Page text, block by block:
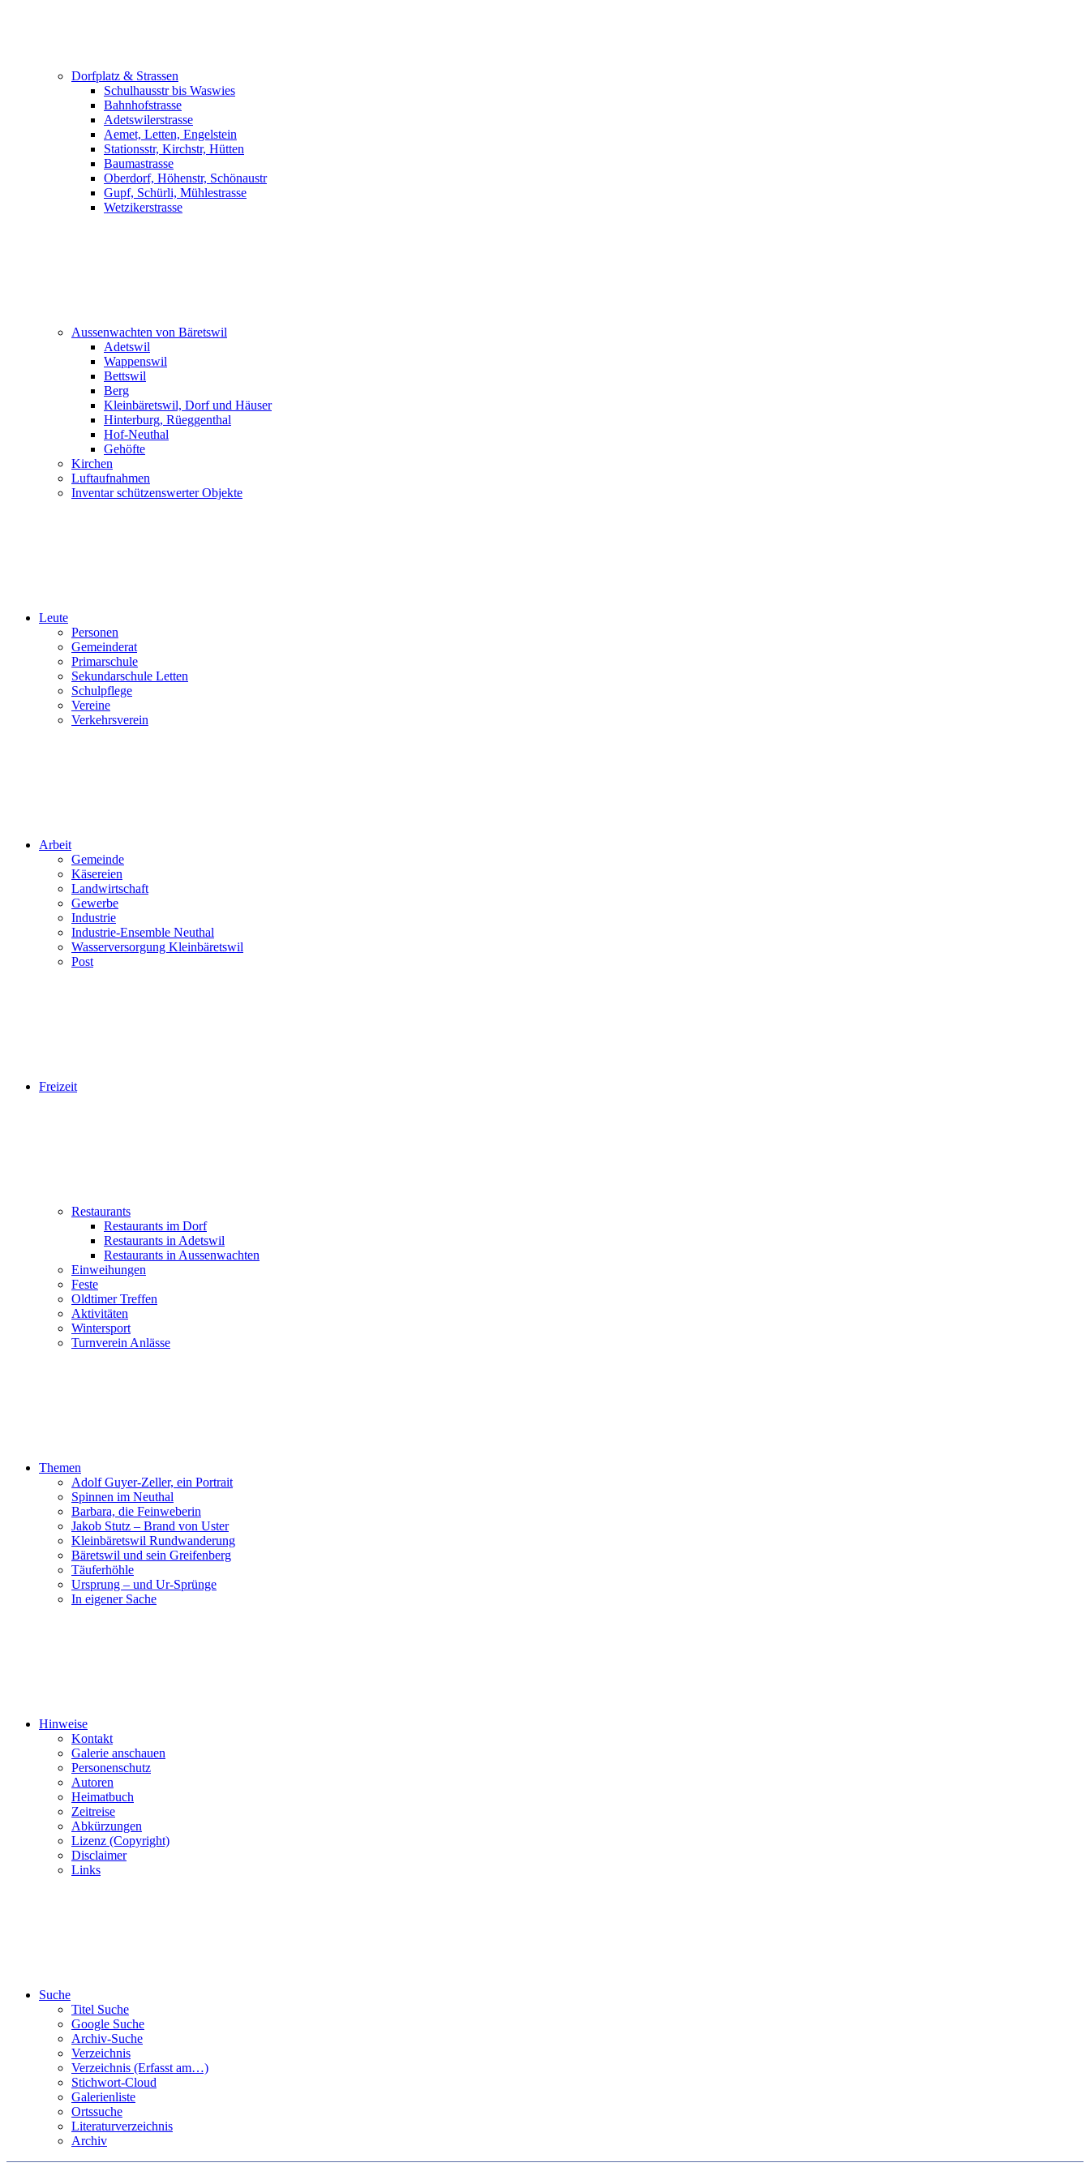
Dorfplatz & Strassen
Schulhausstr bis Waswies
Bahnhofstrasse
Adetswilerstrasse
Aemet, Letten, Engelstein
Stationsstr, Kirchstr, Hütten
Baumastrasse
Oberdorf, Höhenstr, Schönaustr
Gupf, Schürli, Mühlestrasse
Wetzikerstrasse
Aussenwachten von Bäretswil
Adetswil
Wappenswil
Bettswil
Berg
Kleinbäretswil, Dorf und Häuser
Hinterburg, Rüeggenthal
Hof-Neuthal
Gehöfte
Kirchen
Luftaufnahmen
Inventar schützenswerter Objekte
Leute
Personen
Gemeinderat
Primarschule
Sekundarschule Letten
Schulpflege
Vereine
Verkehrsverein
Arbeit
Gemeinde
Käsereien
Landwirtschaft
Gewerbe
Industrie
Industrie-Ensemble Neuthal
Wasserversorgung Kleinbäretswil
Post
Freizeit
Restaurants
Restaurants im Dorf
Restaurants in Adetswil
Restaurants in Aussenwachten
Einweihungen
Feste
Oldtimer Treffen
Aktivitäten
Wintersport
Turnverein Anlässe
Themen
Adolf Guyer-Zeller, ein Portrait
Spinnen im Neuthal
Barbara, die Feinweberin
Jakob Stutz – Brand von Uster
Kleinbäretswil Rundwanderung
Bäretswil und sein Greifenberg
Täuferhöhle
Ursprung – und Ur-Sprünge
In eigener Sache
Hinweise
Kontakt
Galerie anschauen
Personenschutz
Autoren
Heimatbuch
Zeitreise
Abkürzungen
Lizenz (Copyright)
Disclaimer
Links
Suche
Titel Suche
Google Suche
Archiv-Suche
Verzeichnis
Verzeichnis (Erfasst am…)
Stichwort-Cloud
Galerienliste
Ortssuche
Literaturverzeichnis
Archiv